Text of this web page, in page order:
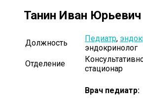
Танин Иван Юрьевич
Должность Педиатр,
эндокринолог
Отделение
стационар
Врач педиатр: